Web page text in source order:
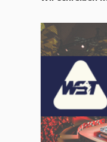
Schlebach Miniprof
Werkzeug
Werkzeug